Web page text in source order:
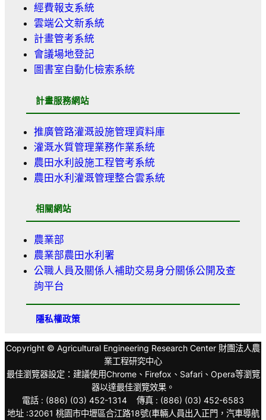
經費報支系統
雲端公文新系統
計畫管考系統
會議場地登記
圖書室自動化檢索系統
計畫服務網站
推廣管路灌溉設施管理資料庫
灌溉水質管理業務作業系統
農田水利設施工程管考系統
農田水利灌溉管理整合雲系統
相關網站
農業部
農業部農田水利署
公職人員及關係人補助交易身分關係公開及查
詢平台
隱私權政策
Copyright © Agricultural Engineering Research Center 財團法人農
業工程研究中心
最佳瀏覽器設定：建議使用Chrome、Firefox、Safari、Opera等瀏覽
器以達最佳瀏覽效果。
電話 : (886) (03) 452-1314 傳真 : (886) (03) 452-6583
地址 :32061 桃園市中壢區合江路18號(車輛人員出入正門，汽車導航